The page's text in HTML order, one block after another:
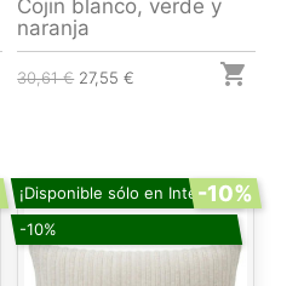
Cojin blanco, verde y
naranja
30,61 € 27,55 € 
¡Disponible sólo en Internet!
-10%
-10%